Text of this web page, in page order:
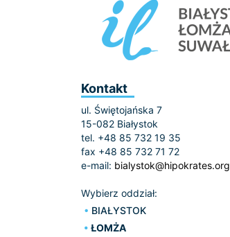
Kontakt
ul. Świętojańska 7
15-082 Białystok
tel. +48 85 732 19 35
fax +48 85 732 71 72
e-mail: bialystok@hipokrates.org
Wybierz oddział:
BIAŁYSTOK
ŁOMŻA